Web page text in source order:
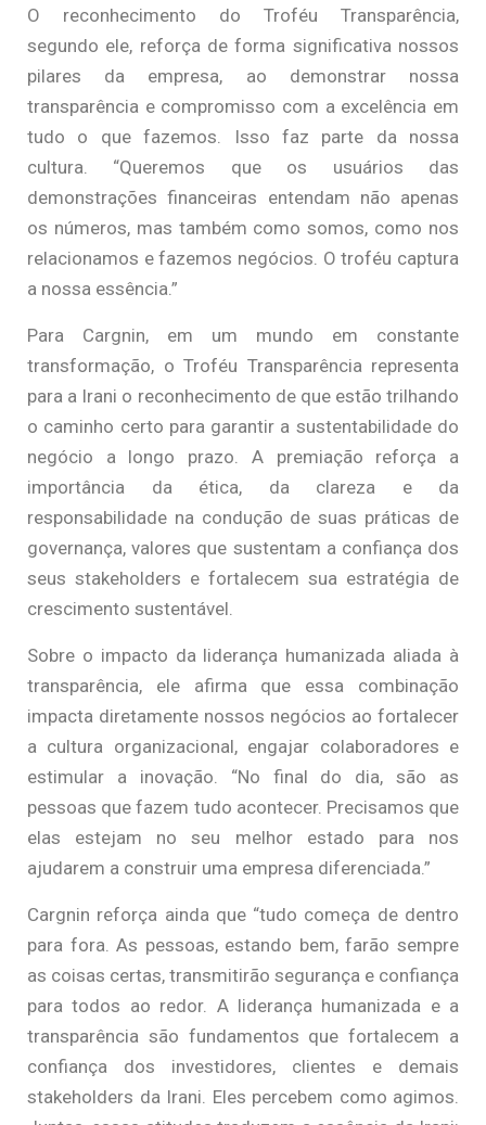
O reconhecimento do Troféu Transparência,
segundo ele, reforça de forma significativa nossos
pilares da empresa, ao demonstrar nossa
transparência e compromisso com a excelência em
tudo o que fazemos. Isso faz parte da nossa
cultura. “Queremos que os usuários das
demonstrações financeiras entendam não apenas
os números, mas também como somos, como nos
relacionamos e fazemos negócios. O troféu captura
a nossa essência.”
Para Cargnin, em um mundo em constante
transformação, o Troféu Transparência representa
para a Irani o reconhecimento de que estão trilhando
o caminho certo para garantir a sustentabilidade do
negócio a longo prazo. A premiação reforça a
importância da ética, da clareza e da
responsabilidade na condução de suas práticas de
governança, valores que sustentam a confiança dos
seus stakeholders e fortalecem sua estratégia de
crescimento sustentável.
Sobre o impacto da liderança humanizada aliada à
transparência, ele afirma que essa combinação
impacta diretamente nossos negócios ao fortalecer
a cultura organizacional, engajar colaboradores e
estimular a inovação. “No final do dia, são as
pessoas que fazem tudo acontecer. Precisamos que
elas estejam no seu melhor estado para nos
ajudarem a construir uma empresa diferenciada.”
Cargnin reforça ainda que “tudo começa de dentro
para fora. As pessoas, estando bem, farão sempre
as coisas certas, transmitirão segurança e confiança
para todos ao redor. A liderança humanizada e a
transparência são fundamentos que fortalecem a
confiança dos investidores, clientes e demais
stakeholders da Irani. Eles percebem como agimos.